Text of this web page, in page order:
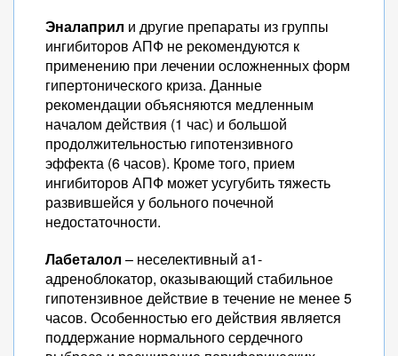
Эналаприл и другие препараты из группы
ингибиторов АПФ не рекомендуются к
применению при лечении осложненных форм
гипертонического криза. Данные
рекомендации объясняются медленным
началом действия (1 час) и большой
продолжительностью гипотензивного
эффекта (6 часов). Кроме того, прием
ингибиторов АПФ может усугубить тяжесть
развившейся у больного почечной
недостаточности.
Лабеталол – неселективный а1-
адреноблокатор, оказывающий стабильное
гипотензивное действие в течение не менее 5
часов. Особенностью его действия является
поддержание нормального сердечного